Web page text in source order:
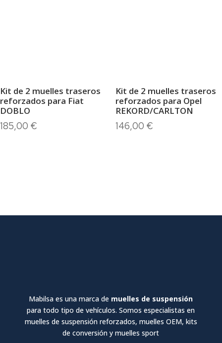
Kit de 2 muelles traseros
reforzados para Fiat
DOBLO
185,00 €
Kit de 2 muelles traseros
reforzados para Opel
REKORD/CARLTON
146,00 €
Mabilsa es una marca de muelles de suspensión
para todo tipo de vehículos. Somos especialistas en
muelles de suspensión reforzados, muelles OEM, kits
de conversión y muelles sport